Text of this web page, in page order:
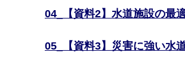
04_【資料2】水道施設の最
05_【資料3】災害に強い水